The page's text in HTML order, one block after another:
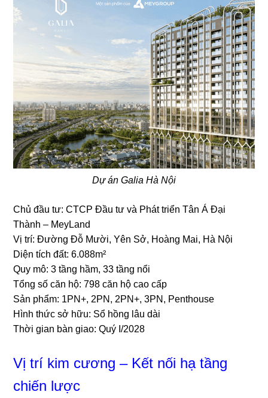
Dự án Galia Hà Nội
Chủ đầu tư: CTCP Đầu tư và Phát triển Tân Á Đại
Thành – MeyLand
Vị trí: Đường Đỗ Mười, Yên Sở, Hoàng Mai, Hà Nội
Diện tích đất: 6.088m²
Quy mô: 3 tầng hầm, 33 tầng nổi
Tổng số căn hộ: 798 căn hộ cao cấp
Sản phẩm: 1PN+, 2PN, 2PN+, 3PN, Penthouse
Hình thức sở hữu: Sổ hồng lâu dài
Thời gian bàn giao: Quý I/2028
Vị trí kim cương – Kết nối hạ tầng
chiến lược